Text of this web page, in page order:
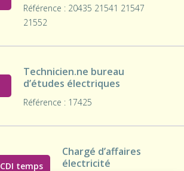
Référence : 20435 21541 21547
21552
Technicien.ne bureau
d’études électriques
Référence : 17425
CDI temps
Chargé d’affaires
électricité